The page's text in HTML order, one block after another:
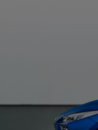
Od81 900 zł